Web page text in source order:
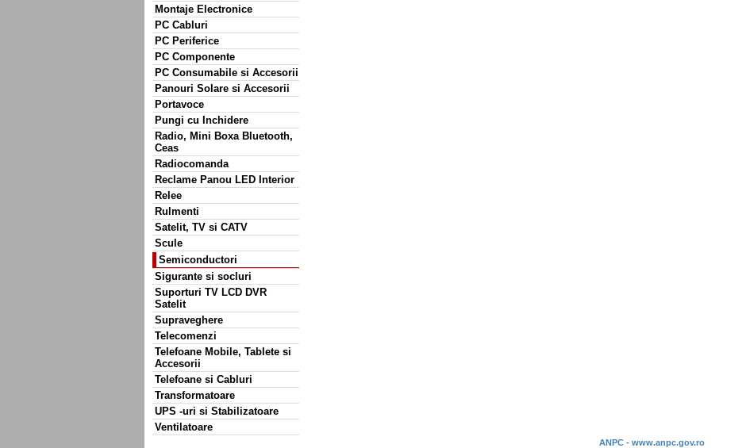
Montaje Electronice
PC Cabluri
PC Periferice
PC Componente
PC Consumabile si Accesorii
Panouri Solare si Accesorii
Portavoce
Pungi cu Inchidere
Radio, Mini Boxa Bluetooth,
Ceas
Radiocomanda
Reclame Panou LED Interior
Relee
Rulmenti
Satelit, TV si CATV
Scule
Semiconductori
Sigurante si socluri
Suporturi TV LCD DVR
Satelit
Supraveghere
Telecomenzi
Telefoane Mobile, Tablete si
Accesorii
Telefoane si Cabluri
Transformatoare
UPS -uri si Stabilizatoare
Ventilatoare
ANPC - www.anpc.gov.ro